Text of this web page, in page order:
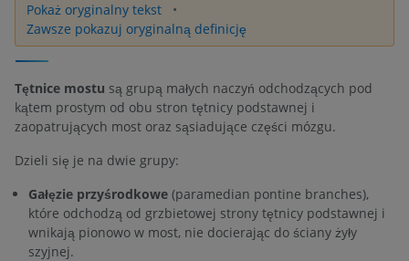
Pokaż oryginalny tekst
Zawsze pokazuj oryginalną definicję
Tętnice mostu są grupą małych naczyń odchodzących pod
kątem prostym od obu stron tętnicy podstawnej i
zaopatrujących most oraz sąsiadujące części mózgu.
Dzieli się je na dwie grupy:
Gałęzie przyśrodkowe (paramedian pontine branches),
które odchodzą od grzbietowej strony tętnicy podstawnej i
wnikają pionowo w most, nie docierając do ściany żyły
szyjnej.